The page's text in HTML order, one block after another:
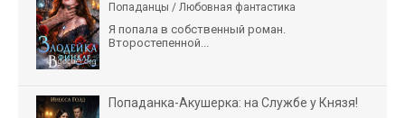
Попаданцы / Любовная фантастика
Я попала в собственный роман.
Второстепенной...
Попаданка-Акушерка: на Службе у Князя!